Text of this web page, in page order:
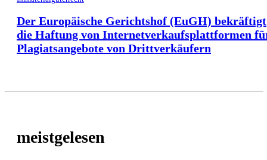
Der Europäische Gerichtshof (EuGH) bekräftigt
die Haftung von Internetverkaufsplattformen
Plagiatsangebote von Drittverkäufern
meistgelesen